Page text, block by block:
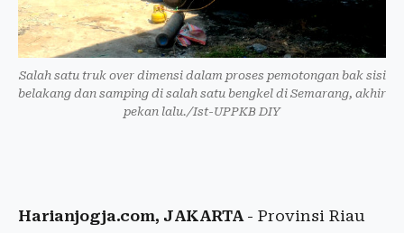
Salah satu truk over dimensi dalam proses pemotongan bak sisi
belakang dan samping di salah satu bengkel di Semarang, akhir
pekan lalu./Ist-UPPKB DIY
Harianjogja.com, JAKARTA- Provinsi Riau